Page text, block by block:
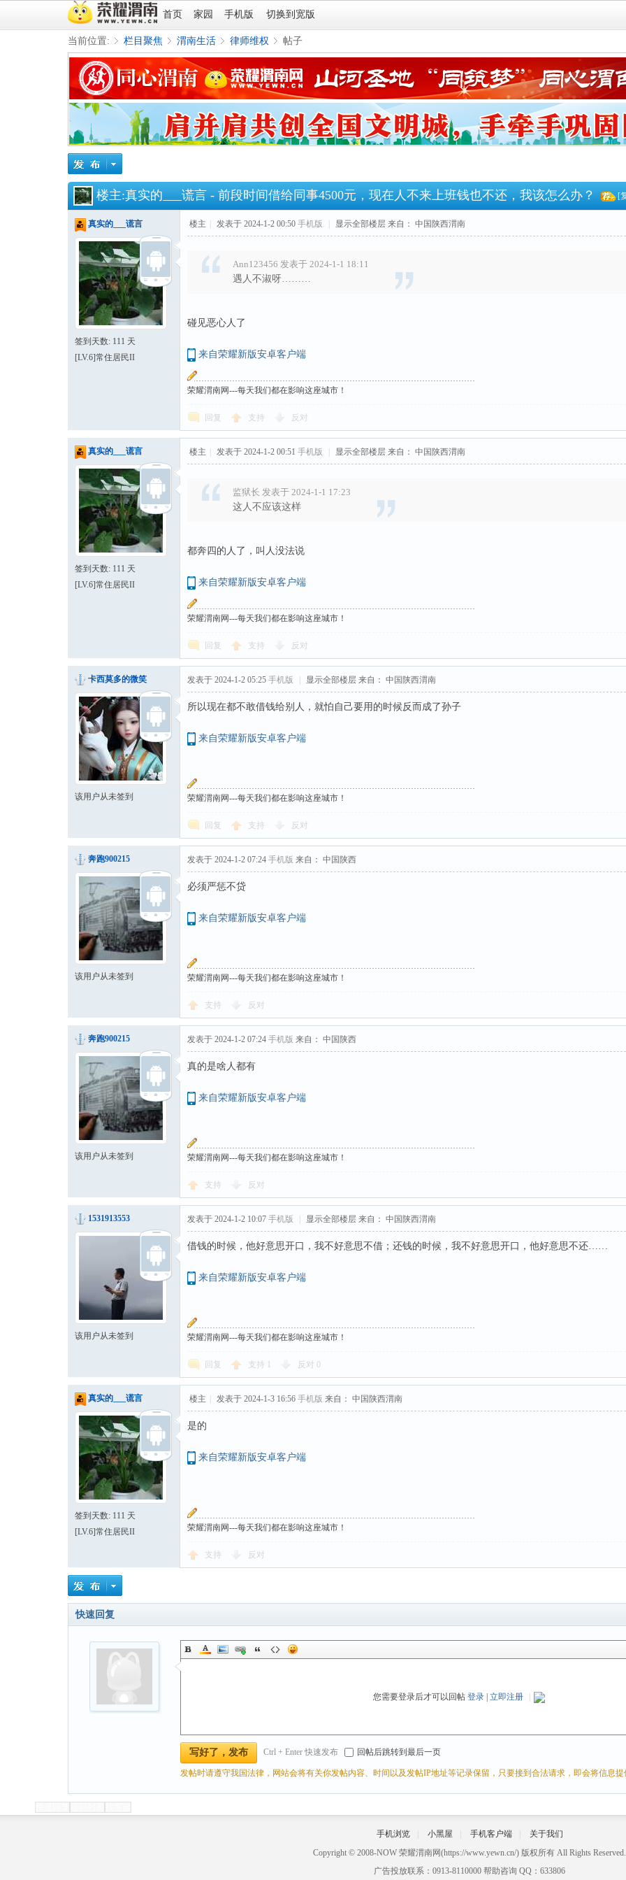
首页 家园 手机版 切换到宽版
当前位置:
»
栏目聚焦
›
渭南生活
›
律师维权
›
帖子
楼主:真实的___谎言 - 前段时间借给同事4500元，现在人不来上班钱也不还，我该怎么办？ [
真实的___谎言
签到天数: 111 天
[LV.6]常住居民II
楼主 发表于 2024-1-2 00:50 手机版 显示全部楼层 来自： 中国陕西渭南
Ann123456 发表于 2024-1-1 18:11
遇人不淑呀………
碰见恶心人了
来自荣耀新版安卓客户端
荣耀渭南网---每天我们都在影响这座城市！
回复 支持 反对
真实的___谎言
签到天数: 111 天
[LV.6]常住居民II
楼主 发表于 2024-1-2 00:51 手机版 显示全部楼层 来自： 中国陕西渭南
监狱长 发表于 2024-1-1 17:23
这人不应该这样
都奔四的人了，叫人没法说
来自荣耀新版安卓客户端
荣耀渭南网---每天我们都在影响这座城市！
回复 支持 反对
卡西莫多的微笑
该用户从未签到
发表于 2024-1-2 05:25 手机版 显示全部楼层 来自： 中国陕西渭南
所以现在都不敢借钱给别人，就怕自己要用的时候反而成了孙子
来自荣耀新版安卓客户端
荣耀渭南网---每天我们都在影响这座城市！
回复 支持 反对
奔跑900215
该用户从未签到
发表于 2024-1-2 07:24 手机版 来自： 中国陕西
必须严惩不贷
来自荣耀新版安卓客户端
荣耀渭南网---每天我们都在影响这座城市！
支持 反对
奔跑900215
该用户从未签到
发表于 2024-1-2 07:24 手机版 来自： 中国陕西
真的是啥人都有
来自荣耀新版安卓客户端
荣耀渭南网---每天我们都在影响这座城市！
支持 反对
1531913553
该用户从未签到
发表于 2024-1-2 10:07 手机版 显示全部楼层 来自： 中国陕西渭南
借钱的时候，他好意思开口，我不好意思不借；还钱的时候，我不好意思开口，他好意思不还……
来自荣耀新版安卓客户端
荣耀渭南网---每天我们都在影响这座城市！
回复 支持 反对 0
真实的___谎言
签到天数: 111 天
[LV.6]常住居民II
楼主 发表于 2024-1-3 16:56 手机版 来自： 中国陕西渭南
是的
来自荣耀新版安卓客户端
荣耀渭南网---每天我们都在影响这座城市！
支持 反对
快速回复
您需要登录后才可以回帖 登录 立即注册
写好了，发布 Ctrl + Enter 快速发布 回帖后跳转到最后一页
发帖时请遵守我国法律，网站会将有关你发帖内容、时间以及发帖IP地址等记录保留，只要接到合法请求，即会将信息
手机浏览 小黑屋 手机客户端
关于我们
Copyright © 2008-NOW 荣耀渭南网(https://www.yewn.cn/) 版权所有 All Rights Reserved.
广告投放联系：0913-8110000 帮助咨询 QQ：633806